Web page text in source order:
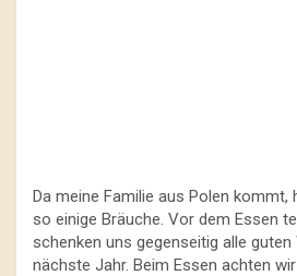
Da meine Familie aus Polen kommt,
so einige Bräuche. Vor dem Essen
schenken uns gegenseitig alle
nächste Jahr. Beim Essen achten